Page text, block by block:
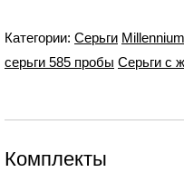
Категории: Серьги Millennium
серьги 585 пробы Серьги с
Комплекты